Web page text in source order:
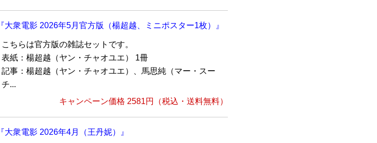
『大衆電影 2026年5月官方版（楊超越、ミニポスター1枚）』
こちらは官方版の雑誌セットです。
表紙：楊超越（ヤン・チャオユエ） 1冊
記事：楊超越（ヤン・チャオユエ）、馬思純（マー・スー
チ...
キャンペーン価格 2581円
（税込・送料無料）
『大衆電影 2026年4月（王丹妮）』